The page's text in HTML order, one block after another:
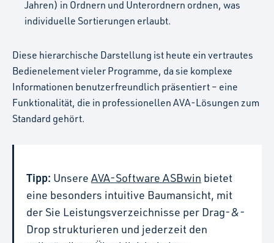
Jahren) in Ordnern und Unterordnern ordnen, was
individuelle Sortierungen erlaubt.
Diese hierarchische Darstellung ist heute ein vertrautes
Bedienelement vieler Programme, da sie komplexe
Informationen benutzerfreundlich präsentiert – eine
Funktionalität, die in professionellen AVA-Lösungen zum
Standard gehört.
Tipp: Unsere AVA-Software ASBwin bietet
eine besonders intuitive Baumansicht, mit
der Sie Leistungsverzeichnisse per Drag-&-
Drop strukturieren und jederzeit den